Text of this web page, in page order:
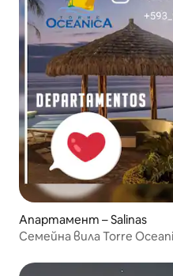
Апартамент – Salinas
Семейна вила Torre